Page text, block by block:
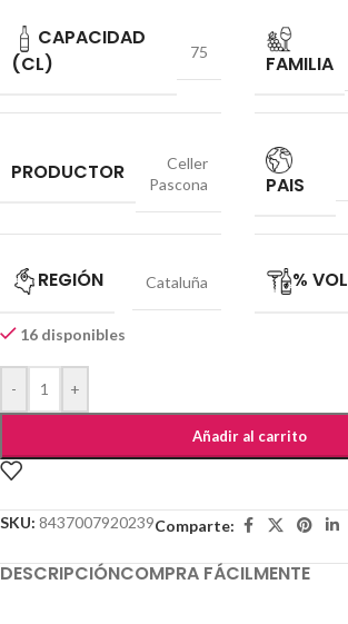
CAPACIDAD
(CL)
75 FAMILIA
PRODUCTOR
Celler
Pascona
PAIS
REGIÓN Cataluña % VOL
16 disponibles
- +
Añadir al carrito
SKU: 8437007920239Comparte:
DESCRIPCIÓNCOMPRA FÁCILMENTE